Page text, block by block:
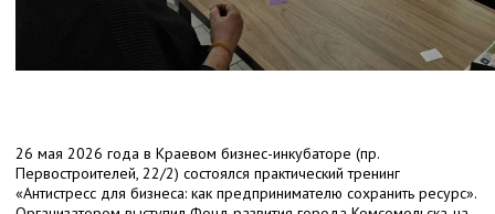
26 мая 2026 года в Краевом бизнес-инкубаторе (пр.
Первостроителей, 22/2) состоялся практический тренинг
«Антистресс для бизнеса: как предпринимателю сохранить ресурс».